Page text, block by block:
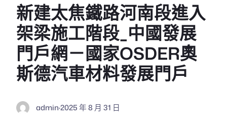
新建太焦鐵路河南段進入
架梁施工階段_中國發展
門戶網－國家OSDER奧
斯德汽車材料發展門戶
admin·2025 年 8 月 31 日